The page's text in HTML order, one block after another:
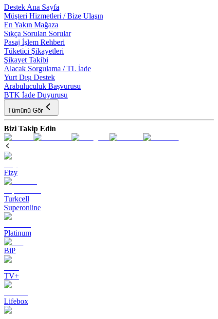
Destek Ana Sayfa
Müşteri Hizmetleri / Bize Ulaşın
En Yakın Mağaza
Sıkça Sorulan Sorular
Pasaj İşlem Rehberi
Tüketici Şikayetleri
Şikayet Takibi
Alacak Sorgulama / TL İade
Yurt Dışı Destek
Arabuluculuk Başvurusu
BTK İade Duyurusu
Tümünü Gör
Bizi Takip Edin
Fizy
Turkcell
Superonline
Platinum
BiP
TV+
Lifebox